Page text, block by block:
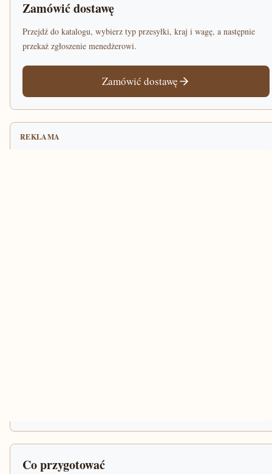
Zamówić dostawę
Przejdź do katalogu, wybierz typ przesyłki, kraj i wagę, a następnie
przekaż zgłoszenie menedżerowi.
Zamówić dostawę
REKLAMA
Co przygotować